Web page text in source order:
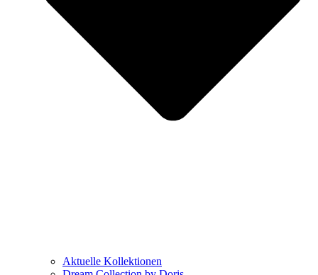
Aktuelle Kollektionen